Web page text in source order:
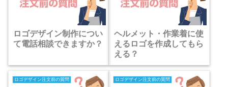
ロゴデザイン制作につい
て電話相談できますか？
ヘルメット・作業着に使
えるロゴを作成してもら
える？
ロゴデザイン注文前の質問 ロゴデザイン注文前の質問